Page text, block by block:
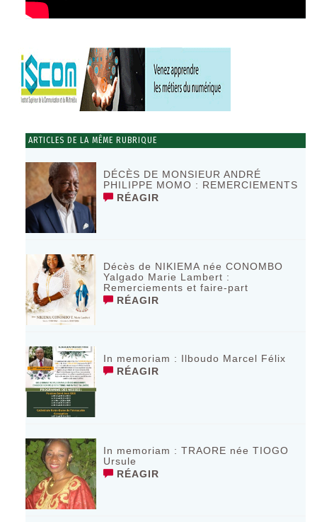
ARTICLES DE LA MÊME RUBRIQUE
DÉCÈS DE MONSIEUR ANDRÉ
PHILIPPE MOMO : REMERCIEMENTS
RÉAGIR
Décès de NIKIEMA née CONOMBO
Yalgado Marie Lambert :
Remerciements et faire-part
RÉAGIR
In memoriam : Ilboudo Marcel Félix
RÉAGIR
In memoriam : TRAORE née TIOGO
Ursule
RÉAGIR